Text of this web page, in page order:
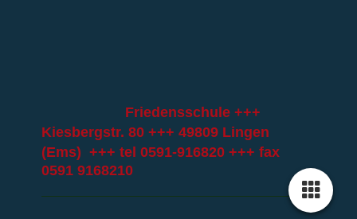
Friedensschule +++
Kiesbergstr. 80 +++ 49809 Lingen
(Ems) +++ tel0591-916820 +++ fax
0591 9168210